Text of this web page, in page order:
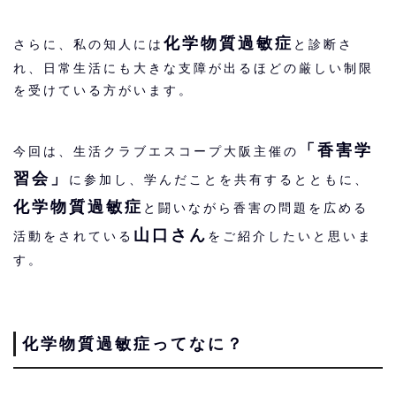
さらに、私の知人には 化学物質過敏症 と診断さ
れ、日常生活にも大きな支障が出るほどの厳しい制限
を受けている方がいます。
今回は、生活クラブエスコープ大阪主催の
「香害学
習会」
に参加し、学んだことを共有するとともに、
化学物質過敏症 と闘いながら香害の問題を広める
活動をされている 山口さん をご紹介したいと思いま
す。
化学物質過敏症ってなに？